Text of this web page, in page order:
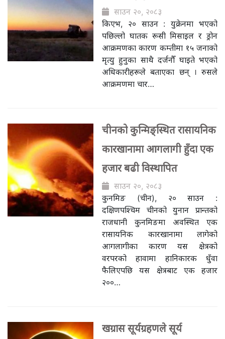
साउन २०, २०८३
किएभ, २० साउन : युक्रेनमा भएको
पछिल्लो घातक रूसी मिसाइल र ड्रोन
आक्रमणका कारण कम्तीमा १५ जनाको
मृत्यु हुनुका साथै दर्जनौँ घाइते भएको
अधिकारीहरूले बताएका छन् । रुसले
आक्रमणमा चार…
चीनको कुन्मिङ्स्थित रासायनिक
कारखानामा आगलागी हुँदा एक
हजार बढी विस्थापित
साउन २०, २०८३
कुनमिङ (चीन), २० साउन :
दक्षिणपश्चिम चीनको युनान प्रान्तको
राजधानी कुनमिङमा अवस्थित एक
रासायनिक कारखानामा लागेको
आगलागीका कारण यस क्षेत्रको
वरपरको हावामा हानिकारक धुँवा
फैलिएपछि यस क्षेत्रबाट एक हजार
२००…
खग्रास सूर्यग्रहणले सूर्य